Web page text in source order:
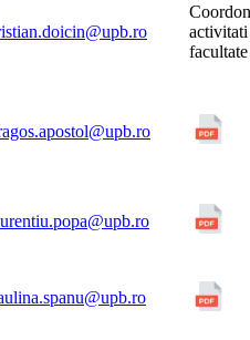
activitati
facultate